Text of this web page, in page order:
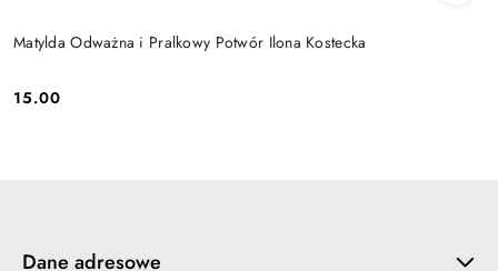
Matylda Odważna i Pralkowy Potwór Ilona Kostecka
Cena:
15.00
Dane adresowe